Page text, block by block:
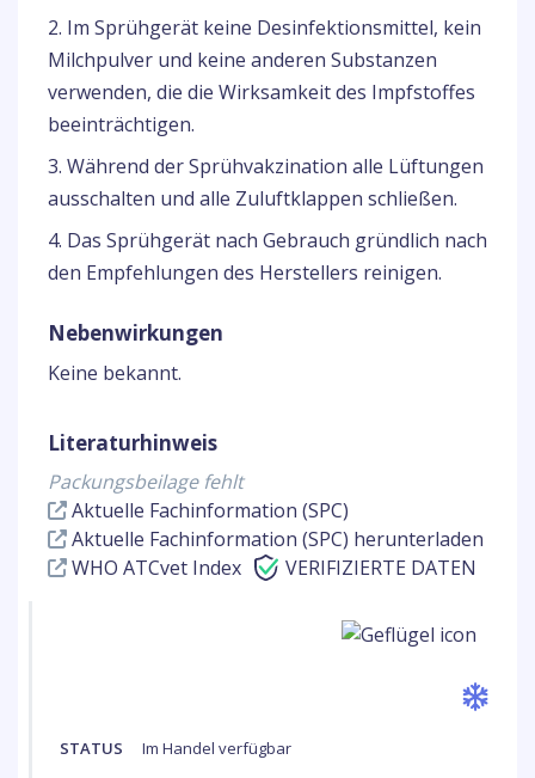
2. Im Sprühgerät keine Desinfektionsmittel, kein
Milchpulver und keine anderen Substanzen
verwenden, die die Wirksamkeit des Impfstoffes
beeinträchtigen.
3. Während der Sprühvakzination alle Lüftungen
ausschalten und alle Zuluftklappen schließen.
4. Das Sprühgerät nach Gebrauch gründlich nach
den Empfehlungen des Herstellers reinigen.
Nebenwirkungen
Keine bekannt.
Literaturhinweis
Packungsbeilage fehlt
Aktuelle Fachinformation (SPC)
Aktuelle Fachinformation (SPC) herunterladen
WHO ATCvet Index
VERIFIZIERTE DATEN
STATUS Im Handel verfügbar